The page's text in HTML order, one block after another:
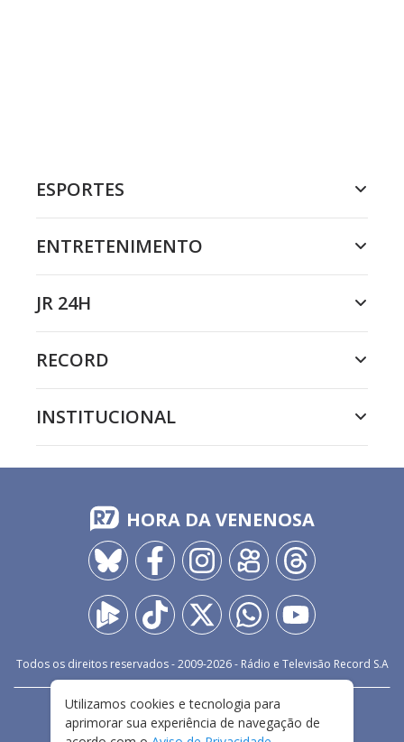
ESPORTES
ENTRETENIMENTO
JR 24H
RECORD
INSTITUCIONAL
HORA DA VENENOSA
Todos os direitos reservados - 2009-2026- Rádio e Televisão Record S.A
FALE CONOSCO
PRIVACIDADE
TERMOS E CONDIÇÕES DE USO
Utilizamos cookies e tecnologia para
aprimorar sua experiência de navegação de